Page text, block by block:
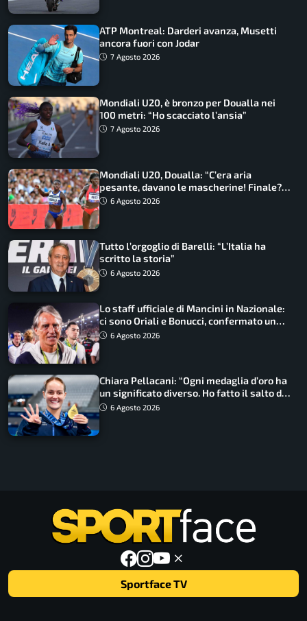
ATP Montreal: Darderi avanza, Musetti
ancora fuori con Jodar
7 Agosto 2026
Mondiali U20, è bronzo per Doualla nei
100 metri: “Ho scacciato l’ansia”
7 Agosto 2026
Mondiali U20, Doualla: “C’era aria
pesante, davano le mascherine! Finale?
Non ho nulla da perdere”
6 Agosto 2026
Tutto l’orgoglio di Barelli: “L’Italia ha
scritto la storia”
6 Agosto 2026
Lo staff ufficiale di Mancini in Nazionale:
ci sono Oriali e Bonucci, confermato un
ritorno
6 Agosto 2026
Chiara Pellacani: “Ogni medaglia d’oro ha
un significato diverso. Ho fatto il salto di
qualità”
6 Agosto 2026
Sportface TV